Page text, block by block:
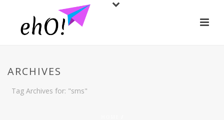
ARCHIVES
Tag Archives for: "sms"